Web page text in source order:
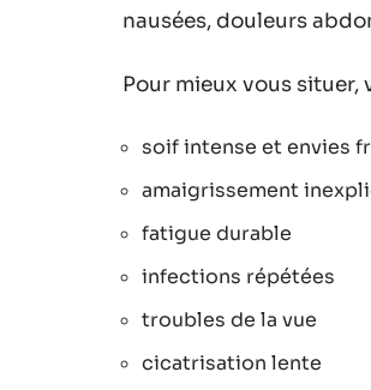
nausées, douleurs
Pour mieux vous
soif intense et envies
amaigrissement
fatigue durable
infections répétées
troubles de la vue
cicatrisation lente